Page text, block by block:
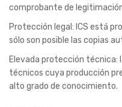
comprobante de
Protección legal: ICS está
sólo son posible las copias
Elevada protección técnica:
técnicos cuya producción
alto grado de conocimiento.